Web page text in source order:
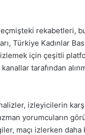
rekabetleri,
Türkiye Kadınlar
için çeşitli
tarafından
izleyicilerin
yorumcuların
maçı izlerken